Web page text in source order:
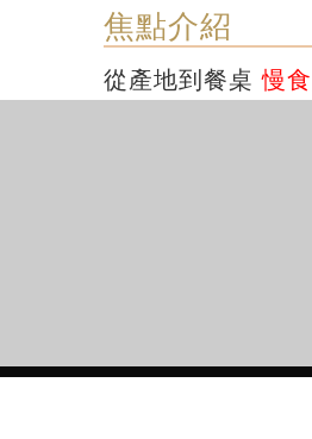
焦點介紹
從產地到餐桌慢食